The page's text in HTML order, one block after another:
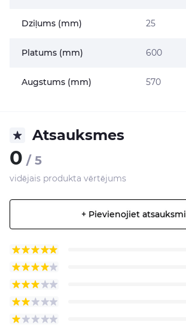
Dziļums (mm) 25
Platums (mm) 600
Augstums (mm) 570
Atsauksmes
0 / 5
vidējais produkta vērtējums
+ Pievienojiet atsauksmi